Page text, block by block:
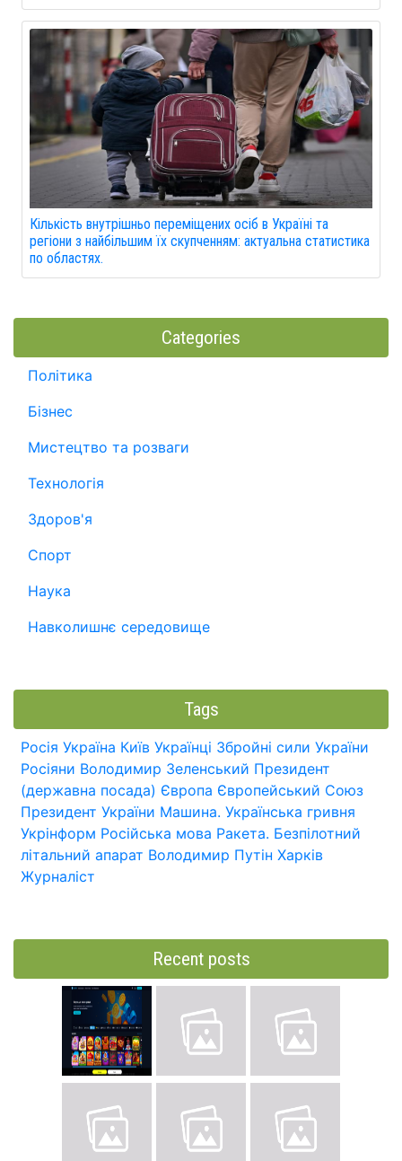
Кількість внутрішньо переміщених осіб в Україні та
регіони з найбільшим їх скупченням: актуальна статистика
по областях.
Categories
Політика
Бізнес
Мистецтво та розваги
Технологія
Здоров'я
Спорт
Наука
Навколишнє середовище
Tags
Росія Україна Київ Українці Збройні сили України
Росіяни Володимир Зеленський Президент
(державна посада) Європа Європейський Союз
Президент України Машина. Українська гривня
Укрінформ Російська мова Ракета. Безпілотний
літальний апарат Володимир Путін Харків
Журналіст
Recent posts